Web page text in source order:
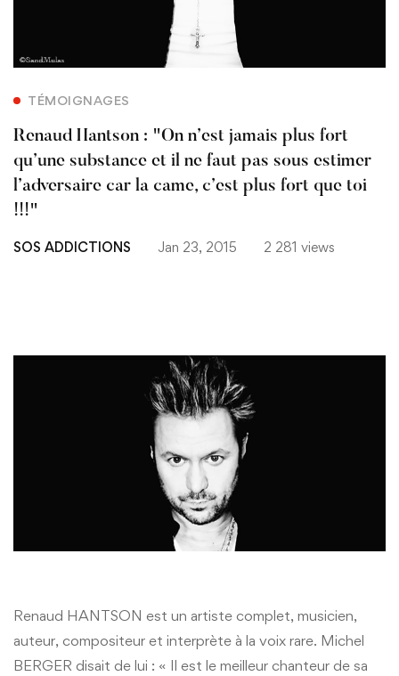
TÉMOIGNAGES
Renaud Hantson : "On n’est jamais plus fort
qu’une substance et il ne faut pas sous estimer
l’adversaire car la came, c’est plus fort que toi
!!!"
SOS ADDICTIONS Jan 23, 2015 2 281 views
Renaud HANTSON est un artiste complet, musicien,
auteur, compositeur et interprète à la voix rare. Michel
BERGER disait de lui : « Il est le meilleur chanteur de sa